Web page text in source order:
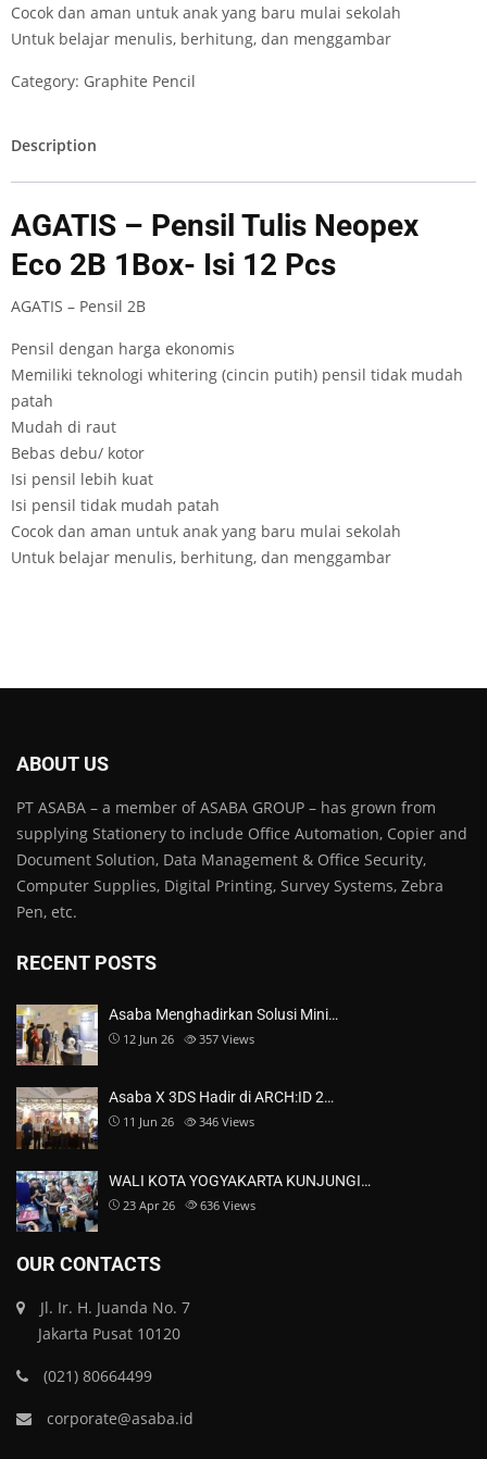
Cocok dan aman untuk anak yang baru mulai sekolah
Untuk belajar menulis, berhitung, dan menggambar
Category: Graphite Pencil
Description
AGATIS – Pensil Tulis Neopex
Eco 2B 1Box- Isi 12 Pcs
AGATIS – Pensil 2B
Pensil dengan harga ekonomis
Memiliki teknologi whitering (cincin putih) pensil tidak mudah
patah
Mudah di raut
Bebas debu/ kotor
Isi pensil lebih kuat
Isi pensil tidak mudah patah
Cocok dan aman untuk anak yang baru mulai sekolah
Untuk belajar menulis, berhitung, dan menggambar
ABOUT US
PT ASABA – a member of ASABA GROUP – has grown from
supplying Stationery to include Office Automation, Copier and
Document Solution, Data Management & Office Security,
Computer Supplies, Digital Printing, Survey Systems, Zebra
Pen, etc.
RECENT POSTS
Asaba Menghadirkan Solusi Mini…
12 Jun 26 357 Views
Asaba X 3DS Hadir di ARCH:ID 2…
11 Jun 26 346 Views
WALI KOTA YOGYAKARTA KUNJUNGI…
23 Apr 26 636 Views
OUR CONTACTS
Jl. Ir. H. Juanda No. 7
Jakarta Pusat 10120
(021) 80664499
corporate@asaba.id